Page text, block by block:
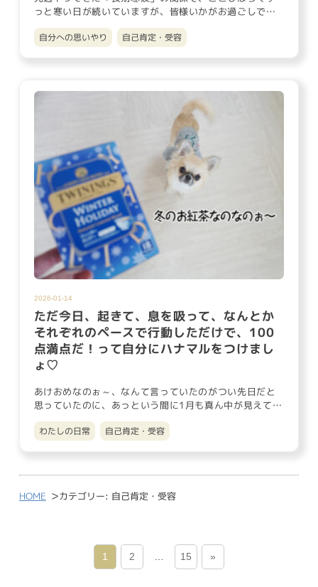
っと寒い日が続いていますが、皆様いかがお過ごしでし
ょうか？ 朝、お布団…
自分への思いやり 自己肯定・受容
2026-01-14
ただ今日、起きて、息を吸って、なんとか
それぞれのペースで行動しただけで、100
点満点だ！って自分にハナマルをつけまし
ょ♡
あけおめなのぉ～、なんて言っていたのがつい先日だと
思っていたのに、あっという間に1月も真ん中が見えてき
ましたね。 今年も…
わたしの日常 自己肯定・受容
HOME >カテゴリー: 自己肯定・受容
1 2 15 »